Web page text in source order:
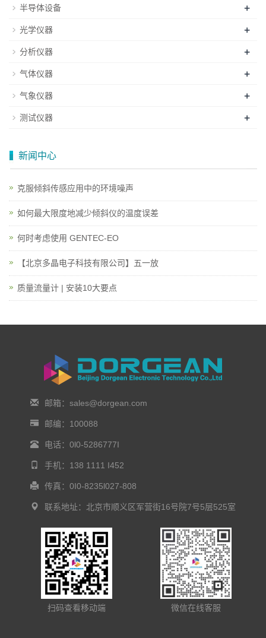
半导体设备 +
光学仪器 +
分析仪器 +
气体仪器 +
气象仪器 +
测试仪器 +
新闻中心
克服倾斜传感应用中的环境噪声
如何最大限度地减少倾斜仪的温度误差
何时考虑使用 GENTEC-EO
【北京多晶电子科技有限公司】五一放
质量流量计 | 安装10大要点
邮箱：sales@dorgean.com
邮编：100088
电话：0l0-5286777I
手机：138 1111 I452
传真：0I0-8235l027-808
联系地址：北京市顺义区军营街16号院7号5层525室
扫码查看移动端 微信在线客服